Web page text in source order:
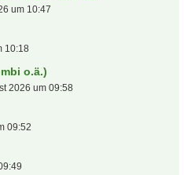
um 10:47
10:18
o.ä.)
2026 um 09:58
09:52